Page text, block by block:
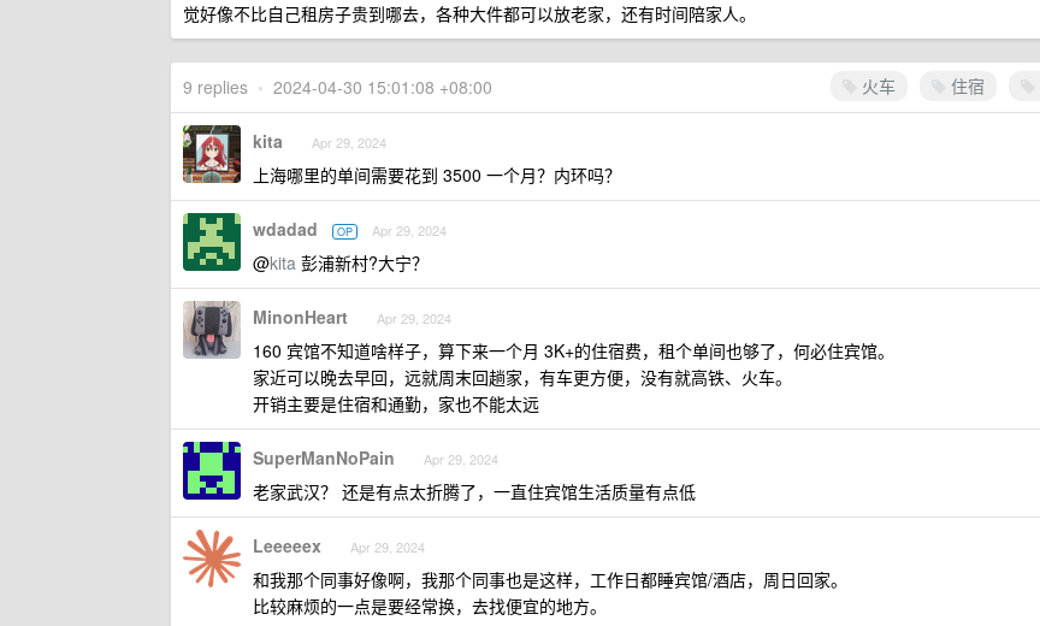
觉好像不比自己租房子贵到哪去，各种大件都可以放老家，还有时间陪家人。
火车 住宿
9 replies • 2024-04-30 15:01:08 +08:00
kita Apr 29, 2024
上海哪里的单间需要花到 3500 一个月？内环吗？
wdadad OP Apr 29, 2024
@kita 彭浦新村?大宁？
MinonHeart Apr 29, 2024
160 宾馆不知道啥样子，算下来一个月 3K+的住宿费，租个单间也够了，何必住宾馆。
家近可以晚去早回，远就周末回趟家，有车更方便，没有就高铁、火车。
开销主要是住宿和通勤，家也不能太远
SuperManNoPain Apr 29, 2024
老家武汉？ 还是有点太折腾了，一直住宾馆生活质量有点低
Leeeeex Apr 29, 2024
和我那个同事好像啊，我那个同事也是这样，工作日都睡宾馆/酒店，周日回家。
比较麻烦的一点是要经常换，去找便宜的地方。